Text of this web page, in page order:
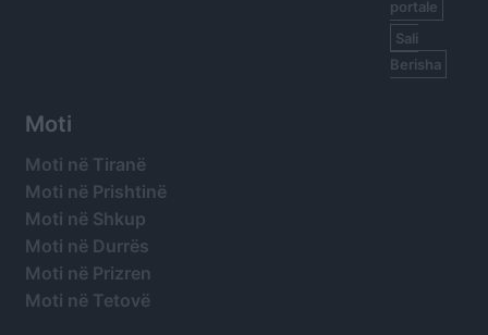
portale
Sali
Berisha
Moti
Moti në Tiranë
Moti në Prishtinë
Moti në Shkup
Moti në Durrës
Moti në Prizren
Moti në Tetovë